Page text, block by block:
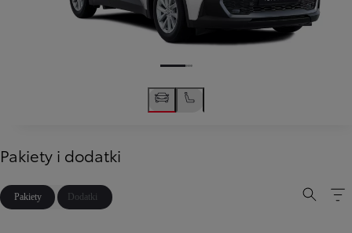
Pakiety i dodatki
Pakiety Dodatki